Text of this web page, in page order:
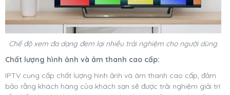
Chế độ xem đa dạng đem lại nhiều trải nghiệm cho người dùng
Chất lượng hình ảnh và âm thanh cao cấp:
IPTV cung cấp chất lượng hình ảnh và âm thanh cao cấp, đảm
bảo rằng khách hàng của khách sạn sẽ được trải nghiệm giải trí